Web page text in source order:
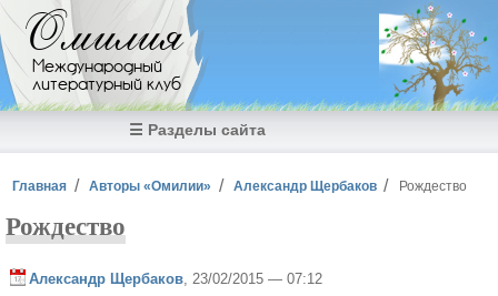
Перейти к основному содержанию
Омилия
Международный
литературный клуб
☰ Разделы сайта
Вы здесь
Главная Авторы «Омилии» Александр Щербаков Рождество
Рождество
Александр Щербаков , 23/02/2015 — 07:12